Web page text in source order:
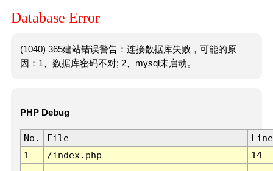
Database Error
(1040) 365建站错误警告：连接数据库失败，可能的原
因：1、数据库密码不对; 2、mysql未启动。
PHP Debug
No. File
Line
1
/index.php 14